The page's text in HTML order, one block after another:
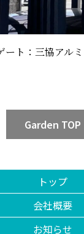
ート：三協アル
Garden TOP
トップ
会社概要
お知らせ